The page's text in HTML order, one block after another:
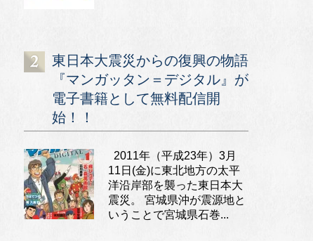
東日本大震災からの復興の物語
『マンガッタン＝デジタル』が
電子書籍として無料配信開
始！！
2011年（平成23年）3月
11日(金)に東北地方の太平
洋沿岸部を襲った東日本大
震災。 宮城県沖が震源地と
いうことで宮城県石巻...